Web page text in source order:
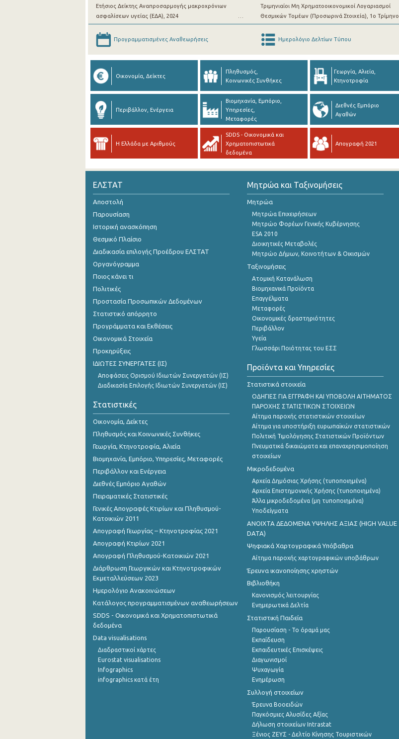
Ετήσιος Δείκτης Αναπροσαρμογής μακροχρόνιων
ασφαλίσεων υγείας (ΕΔΑ), 2024
Τριμηνιαίοι Μη Χρηματοοικονομικοί Λογαριασμοί
Θεσμικών Τομέων (Προσωρινά Στοιχεία), 1o Τρίμηνο
2026
Προγραμματισμένες Αναθεωρήσεις Ημερολόγιο Δελτίων Τύπου
Οικονομία, Δείκτες
Πληθυσμός,
Κοινωνικές Συνθήκες
Γεωργία, Αλιεία,
Κτηνοτροφία
Περιβάλλον, Ενέργεια
Βιομηχανία, Εμπόριο,
Υπηρεσίες,
Μεταφορές
Διεθνές Εμπόριο
Αγαθών
Η Ελλάδα με Αριθμούς
SDDS - Οικονομικά και
Χρηματοπιστωτικά
δεδομένα
Απογραφή 2021
ΕΛΣΤΑΤ
Αποστολή
Παρουσίαση
Ιστορική ανασκόπηση
Θεσμικό Πλαίσιο
Διαδικασία επιλογής Προέδρου ΕΛΣΤΑΤ
Οργανόγραμμα
Ποιος κάνει τι
Πολιτικές
Προστασία Προσωπικών Δεδομένων
Στατιστικό απόρρητο
Προγράμματα και Εκθέσεις
Οικονομικά Στοιχεία
Προκηρύξεις
ΙΔΙΩΤΕΣ ΣΥΝΕΡΓΑΤΕΣ (ΙΣ)
Αποφάσεις Ορισμού Ιδιωτών Συνεργατών (ΙΣ)
Διαδικασία Επιλογής Ιδιωτών Συνεργατών (ΙΣ)
Στατιστικές
Οικονομία, Δείκτες
Πληθυσμός και Κοινωνικές Συνθήκες
Γεωργία, Κτηνοτροφία, Αλιεία
Βιομηχανία, Εμπόριο, Υπηρεσίες, Μεταφορές
Περιβάλλον και Ενέργεια
Διεθνές Εμπόριο Αγαθών
Πειραματικές Στατιστικές
Γενικές Απογραφές Κτιρίων και Πληθυσμού-
Κατοικιών 2011
Απογραφή Γεωργίας – Κτηνοτροφίας 2021
Απογραφή Κτιρίων 2021
Απογραφή Πληθυσμού-Κατοικιών 2021
Διάρθρωση Γεωργικών και Κτηνοτροφικών
Εκμεταλλεύσεων 2023
Ημερολόγιο Ανακοινώσεων
Κατάλογος προγραμματισμένων αναθεωρήσεων
SDDS - Οικονομικά και Χρηματοπιστωτικά
δεδομένα
Data visualisations
Διαδραστικοί χάρτες
Eurostat visualisations
Infographics
infographics κατά έτη
Μητρώα και Ταξινομήσεις
Μητρώα
Μητρώα Επιχειρήσεων
Μητρώο Φορέων Γενικής Κυβέρνησης
ESA 2010
Διοικητικές Μεταβολές
Μητρώο Δήμων, Κοινοτήτων & Οικισμών
Ταξινομήσεις
Ατομική Κατανάλωση
Βιομηχανικά Προϊόντα
Επαγγέλματα
Μεταφορές
Οικονομικές δραστηριότητες
Περιβάλλον
Υγεία
Γλωσσάρι Ποιότητας του ΕΣΣ
Προϊόντα και Υπηρεσίες
Στατιστικά στοιχεία
ΟΔΗΓΙΕΣ ΓΙΑ ΕΓΓΡΑΦΗ ΚΑΙ ΥΠΟΒΟΛΗ ΑΙΤΗΜΑΤΟΣ
ΠΑΡΟΧΗΣ ΣΤΑΤΙΣΤΙΚΩΝ ΣΤΟΙΧΕΙΩΝ
Αίτημα παροχής στατιστικών στοιχείων
Αίτημα για υποστήριξη ευρωπαϊκών στατιστικών
Πολιτική Τιμολόγησης Στατιστικών Προϊόντων
Πνευματικά δικαιώματα και επαναχρησιμοποίηση
στοιχείων
Μικροδεδομένα
Αρχεία Δημόσιας Χρήσης (τυποποιημένα)
Αρχεία Επιστημονικής Χρήσης (τυποποιημένα)
Άλλα μικροδεδομένα (μη τυποποιημένα)
Υποδείγματα
ANOIXTA ΔΕΔΟΜΕΝΑ ΥΨΗΛΗΣ ΑΞΙΑΣ (HIGH VALUE
DATA)
Ψηφιακά Χαρτογραφικά Υπόβαθρα
Αίτημα παροχής χαρτογραφικών υποβάθρων
Έρευνα ικανοποίησης χρηστών
Βιβλιοθήκη
Κανονισμός λειτουργίας
Ενημερωτικά Δελτία
Στατιστική Παιδεία
Παρουσίαση - Το όραμά μας
Εκπαίδευση
Εκπαιδευτικές Επισκέψεις
Διαγωνισμοί
Ψυχαγωγία
Ενημέρωση
Συλλογή στοιχείων
Έρευνα Βοοειδών
Παγκόσμιες Αλυσίδες Αξίας
Δήλωση στοιχείων Intrastat
Ξένιος ΖΕΥΣ - Δελτίο Κίνησης Τουριστικών